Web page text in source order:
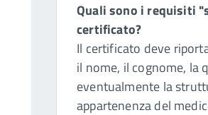
Quali sono i requisiti
certificato?
Il certificato deve
il nome, il cognome, la
eventualmente la
appartenenza del